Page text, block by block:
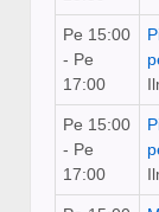
Pe 15:00
- Pe
17:00
Pe 15:00
- Pe
17:00